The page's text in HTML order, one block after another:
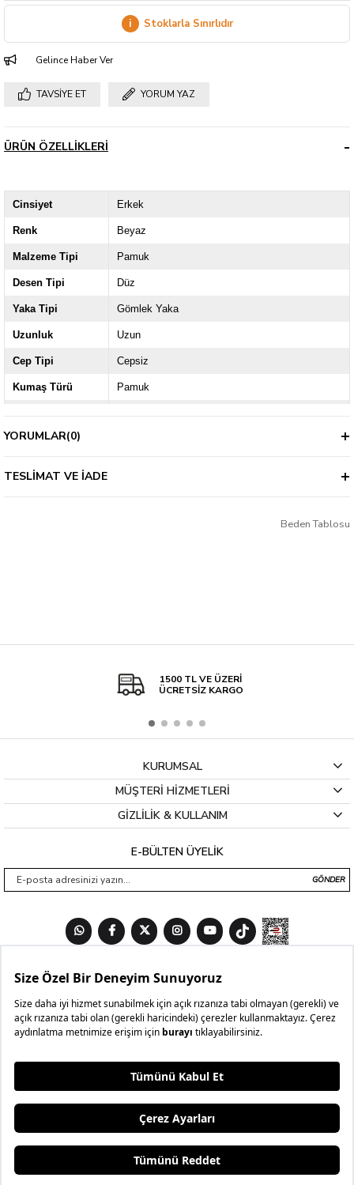
i Stoklarla Sınırlıdır
Gelince Haber Ver
TAVSIYE ET YORUM YAZ
ÜRÜN ÖZELLIKLERI
Cinsiyet Erkek
Renk Beyaz
Malzeme Tipi Pamuk
Desen Tipi Düz
Yaka Tipi Gömlek Yaka
Uzunluk Uzun
Cep Tipi Cepsiz
Kumaş Türü Pamuk
Kol / Askı Tipi
YORUMLAR(0)
TESLIMAT VE İADE
Beden Tablosu
1500 TL VE ÜZERİ
ÜCRETSİZ KARGO
KURUMSAL
MÜŞTERİ HİZMETLERİ
GİZLİLİK & KULLANIM
E-BÜLTEN ÜYELİK
GÖNDER
%40 İNDİRİM